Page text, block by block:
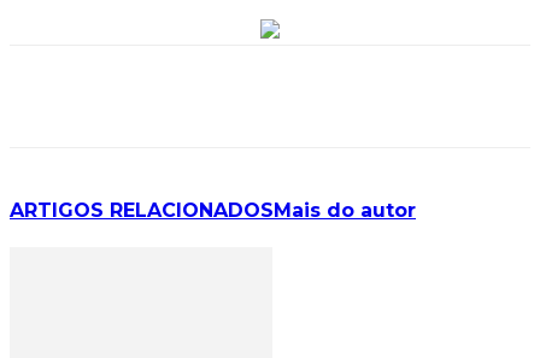
ARTIGOS RELACIONADOSMais do autor